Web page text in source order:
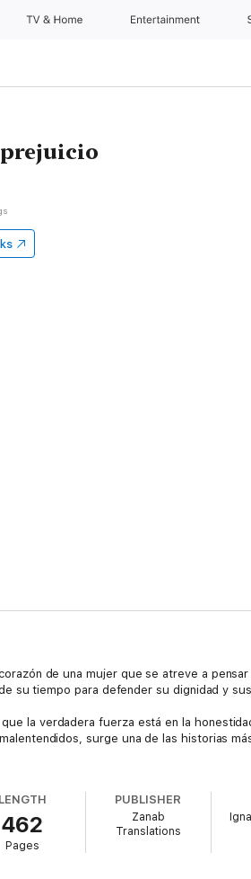
TV & Home Entertainment
de una mujer que se atreve a
su tiempo para defender su dignidad y
la verdadera fuerza está en la
surge una de las historias
LENGTH
462
Pages
PUBLISHER
Zanab
Translations